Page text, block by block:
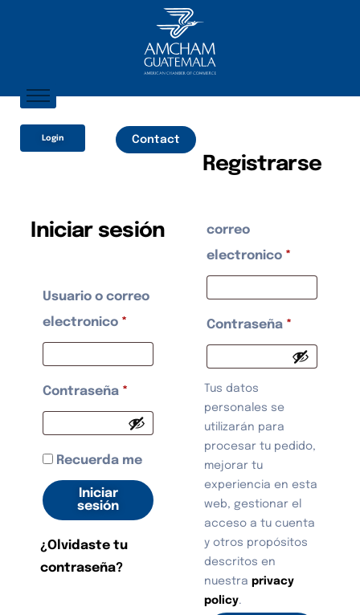
About AmCham
Communication
Login Contact
Iniciar sesión
Usuario o correo
electronico *
Contraseña *
Recuerda me
Iniciar
sesión
¿Olvidaste tu
contraseña?
Registrarse
correo
electronico *
Contraseña *
Tus datos
personales se
utilizarán para
procesar tu pedido,
mejorar tu
experiencia en esta
web, gestionar el
acceso a tu cuenta
y otros propósitos
descritos en
nuestra privacy
policy.